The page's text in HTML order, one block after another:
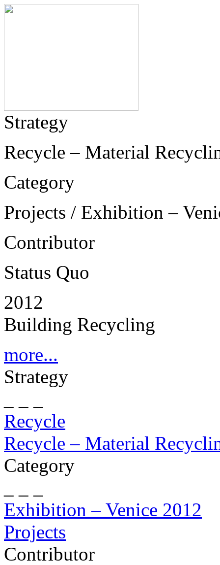
Strategy
Recycle – Material
Category
Projects / Exhibition –
Contributor
Status Quo
2012
Building Recycling
more...
Strategy
Recycle
Recycle – Material
Category
Exhibition – Venice 2012
Projects
Contributor